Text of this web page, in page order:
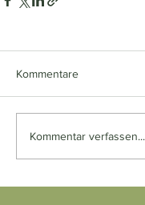
Kommentare
Kommentar verfassen...